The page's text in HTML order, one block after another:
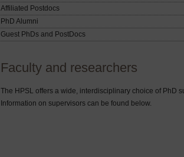
Affiliated Postdocs
PhD Alumni
Guest PhDs and PostDocs
Faculty and researchers
The HPSL offers a wide, interdisciplinary choice of PhD
Information on supervisors can be found below.